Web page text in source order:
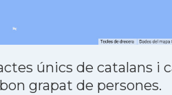
únics de catalans i
grapat de persones.